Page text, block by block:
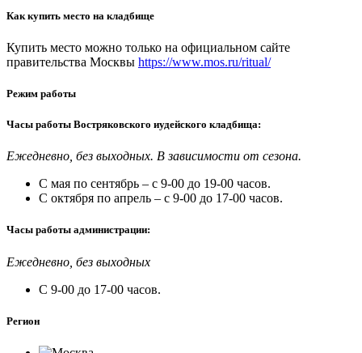
Как купить место на кладбище
Купить место можно только на официальном сайте
правительства Москвы https://www.mos.ru/ritual/
Режим работы
Часы работы Востряковского иудейского кладбища:
Ежедневно, без выходных. В зависимости от сезона.
С мая по сентябрь – с 9-00 до 19-00 часов.
С октября по апрель – с 9-00 до 17-00 часов.
Часы работы администрации:
Ежедневно, без выходных
С 9-00 до 17-00 часов.
Регион